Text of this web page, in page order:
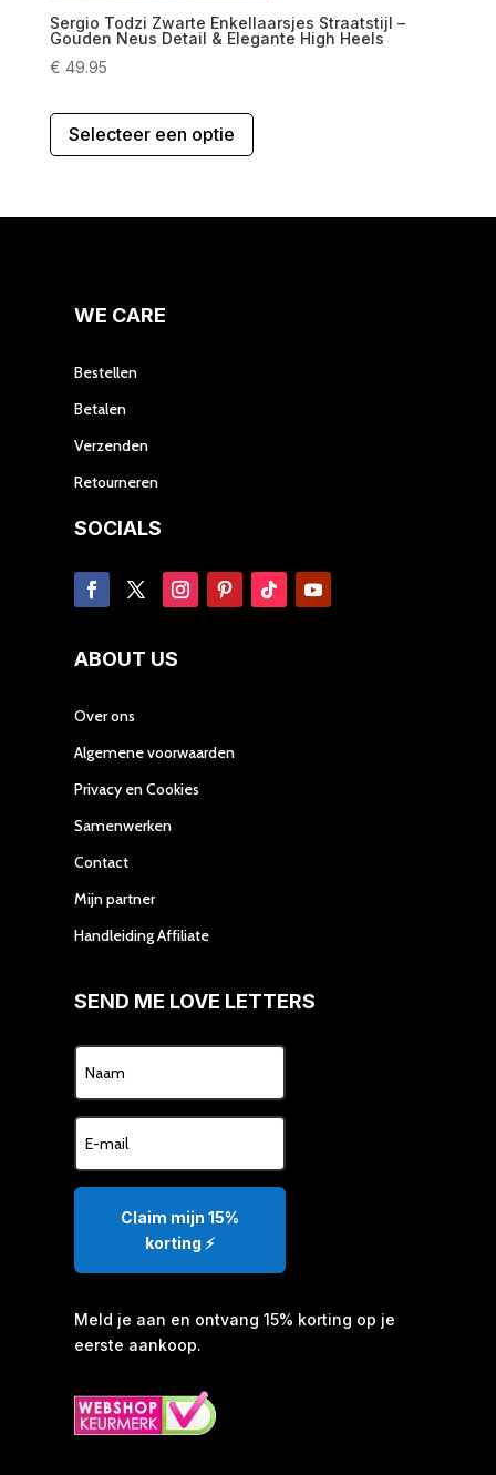
Sergio Todzi Zwarte Enkellaarsjes Straatstijl –
Gouden Neus Detail & Elegante High Heels
€ 49.95
Selecteer een optie
heeft
WE CARE
Bestellen
Betalen
Verzenden
Retourneren
SOCIALS
ABOUT US
Over ons
Algemene voorwaarden
Privacy en Cookies
Samenwerken
Contact
Mijn partner
Handleiding Affiliate
SEND ME LOVE LETTERS
Claim mijn 15%
korting ⚡️
Meld je aan en ontvang 15% korting op je
eerste aankoop.